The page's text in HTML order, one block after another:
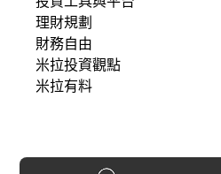
理財規劃
財務自由
米拉投資觀點
米拉有料